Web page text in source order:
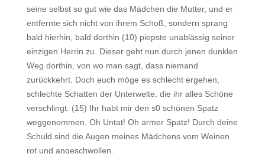
seine selbst so gut wie das Mädchen die Mutter, und er
entfernte sich nicht von ihrem Schoß, sondern sprang
bald hierhin, bald dorthin (10) piepste unablässig seiner
einzigen Herrin zu. Dieser geht nun durch jenen dunklen
Weg dorthin, von wo man sagt, dass niemand
zurückkehrt. Doch euch möge es schlecht ergehen,
schlechte Schatten der Unterwelte, die ihr alles Schöne
verschlingt: (15) Ihr habt mir den s0 schönen Spatz
weggenommen. Oh Untat! Oh armer Spatz! Durch deine
Schuld sind die Augen meines Mädchens vom Weinen
rot und angeschwollen.